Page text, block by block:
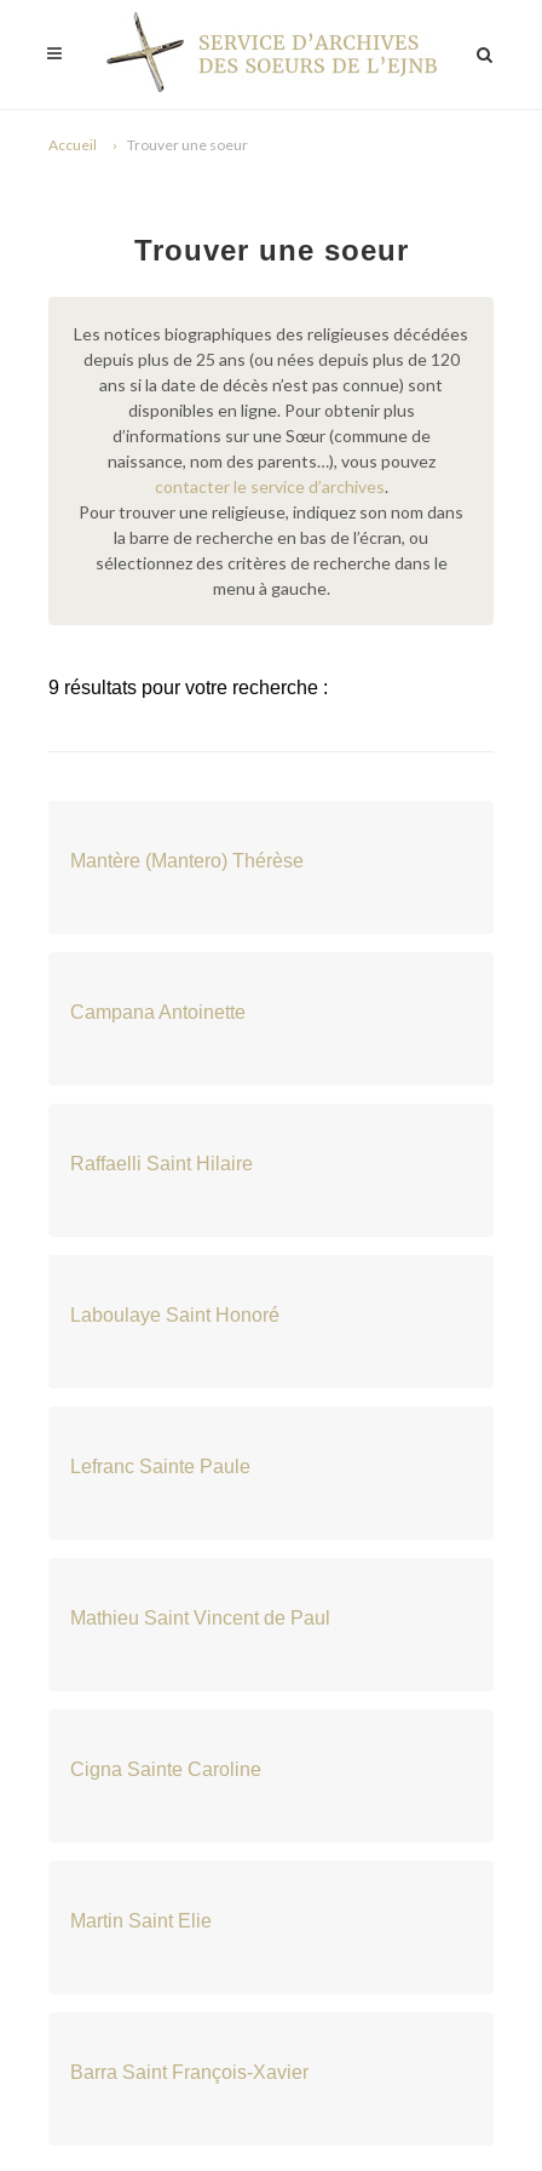
Accueil Trouver une soeur
Trouver une soeur
Les notices biographiques des religieuses décédées
depuis plus de 25 ans (ou nées depuis plus de 120
ans si la date de décès n’est pas connue) sont
disponibles en ligne. Pour obtenir plus
d’informations sur une Sœur (commune de
naissance, nom des parents…), vous pouvez
contacter le service d’archives.
Pour trouver une religieuse, indiquez son nom dans
la barre de recherche en bas de l’écran, ou
sélectionnez des critères de recherche dans le
menu à gauche.
9 résultats pour votre recherche :
Mantère (Mantero) Thérèse
Campana Antoinette
Raffaelli Saint Hilaire
Laboulaye Saint Honoré
Lefranc Sainte Paule
Mathieu Saint Vincent de Paul
Cigna Sainte Caroline
Martin Saint Elie
Barra Saint François-Xavier